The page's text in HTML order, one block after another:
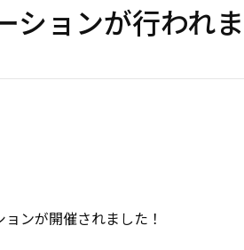
ションが行われ
ンが開催されました！